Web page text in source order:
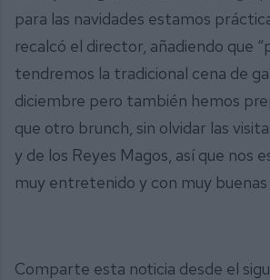
para las navidades estamos
recalcó el director, añadiendo que
tendremos la tradicional cena de
diciembre pero también hemos
que otro brunch, sin olvidar las
y de los Reyes Magos, así que nos
muy entretenido y con muy buenas
Comparte esta noticia desde el